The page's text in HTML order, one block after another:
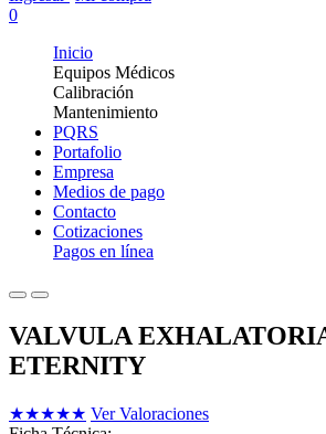
0
Inicio
Equipos Médicos
Calibración
Mantenimiento
PQRS
Portafolio
Empresa
Medios de pago
Contacto
Cotizaciones
Pagos en línea
VALVULA
ETERNITY
★★★★★ Ver Valoraciones